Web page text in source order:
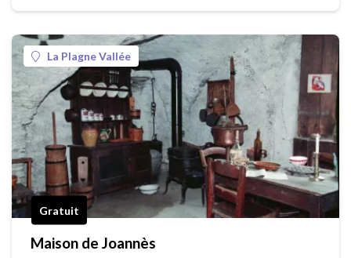
La Plagne Vallée
Gratuit
Maison de Joannès